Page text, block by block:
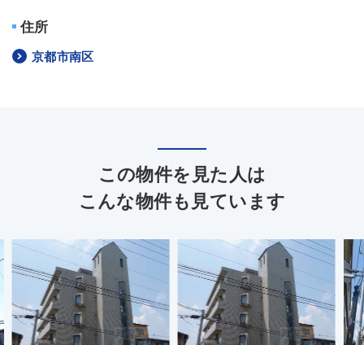
住所
京都市南区
この物件を見た人は
こんな物件も見ています